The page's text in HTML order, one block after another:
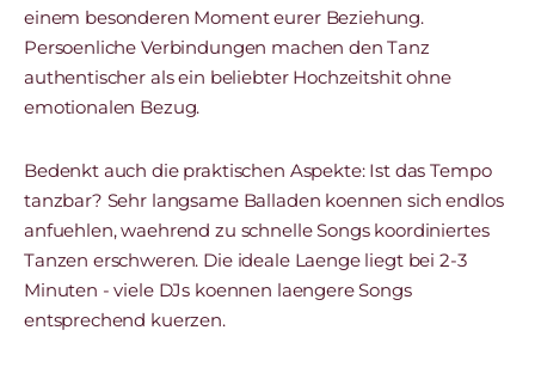
einem besonderen Moment eurer Beziehung.
Persoenliche Verbindungen machen den Tanz
authentischer als ein beliebter Hochzeitshit ohne
emotionalen Bezug.
Bedenkt auch die praktischen Aspekte: Ist das Tempo
tanzbar? Sehr langsame Balladen koennen sich endlos
anfuehlen, waehrend zu schnelle Songs koordiniertes
Tanzen erschweren. Die ideale Laenge liegt bei 2-3
Minuten - viele DJs koennen laengere Songs
entsprechend kuerzen.